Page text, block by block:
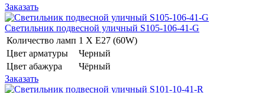
Заказать
Светильник подвесной уличный S105-106-41-G
Количество ламп 1 Х E27 (60W)
Цвет арматуры
Черный
Цвет абажура
Чёрный
Заказать